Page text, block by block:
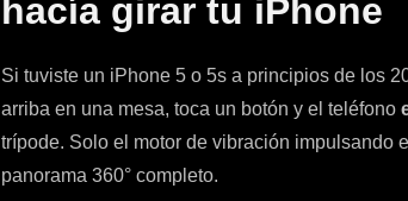
hacía girar tu iPhone
Si tuviste un iPhone 5 o 5s a principios de los
arriba en una mesa, toca un botón y el teléfono
trípode. Solo el motor de vibración impulsando
panorama 360° completo.